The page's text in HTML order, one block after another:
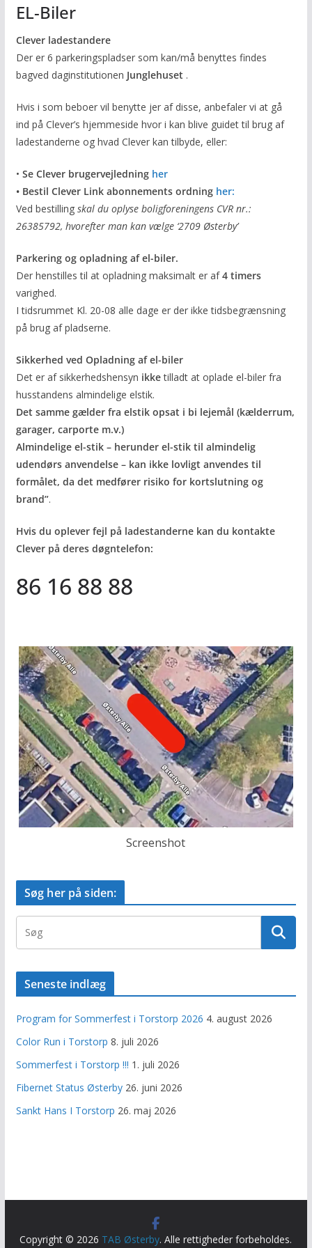
EL-Biler
Clever ladestandere
Der er 6 parkeringspladser som kan/må benyttes findes
bagved daginstitutionen Junglehuset .
Hvis i som beboer vil benytte jer af disse, anbefaler vi at gå
ind på Clever’s hjemmeside hvor i kan blive guidet til brug af
ladestanderne og hvad Clever kan tilbyde, eller:
• Se Clever brugervejledning her
• Bestil Clever Link abonnements ordning her:
Ved bestilling skal du oplyse boligforeningens CVR nr.:
26385792, hvorefter man kan vælge ‘2709 Østerby’
Parkering og opladning af el-biler.
Der henstilles til at opladning maksimalt er af4 timers
varighed.
I tidsrummet Kl. 20-08 alle dage er der ikke tidsbegrænsning
på brug af pladserne.
Sikkerhed ved Opladning af el-biler
Det er af sikkerhedshensyn ikketilladt at oplade el-biler fra
husstandens almindelige elstik.
Det samme gælder fra elstik opsat i bi lejemål (kælderrum,
garager, carporte m.v.)
Almindelige el-stik – herunder el-stik til almindelig
udendørs anvendelse – kan ikke lovligt anvendes til
formålet, da det medfører risiko for kortslutning og
brand”.
Hvis du oplever fejl på ladestanderne kan du kontakte
Clever på deres døgntelefon:
86 16 88 88
Screenshot
Søg her på siden:
Seneste indlæg
Program for Sommerfest i Torstorp 2026 4. august 2026
Color Run i Torstorp 8. juli 2026
Sommerfest i Torstorp !!! 1. juli 2026
Fibernet Status Østerby 26. juni 2026
Sankt Hans I Torstorp 26. maj 2026
Copyright © 2026 TAB Østerby. Alle rettigheder forbeholdes.